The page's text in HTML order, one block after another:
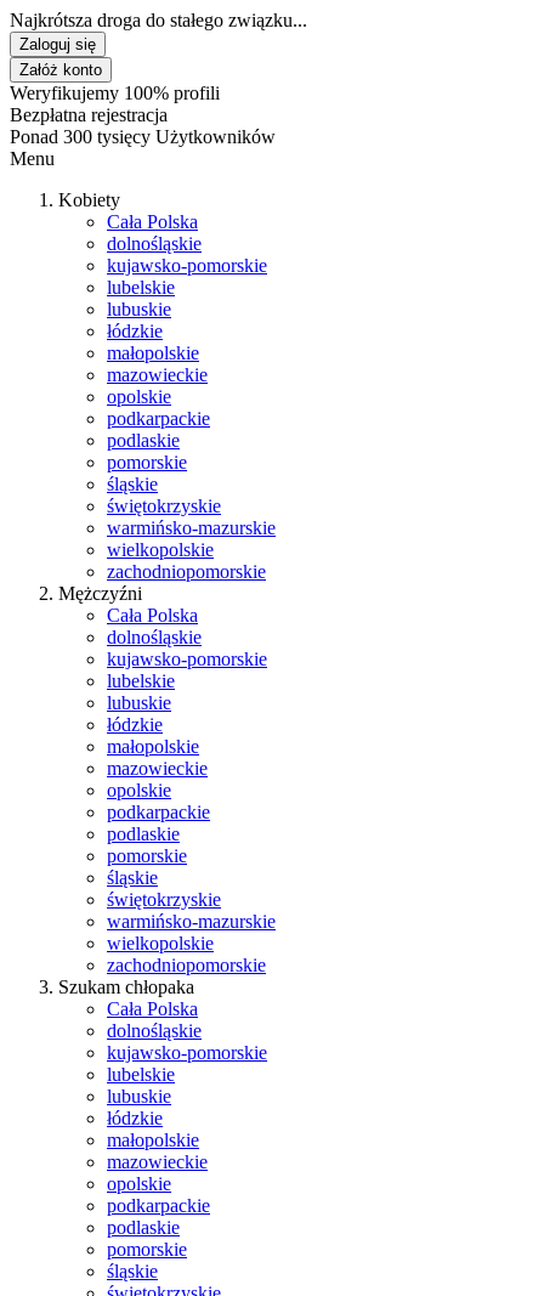
Najkrótsza droga do stałego związku...
Zaloguj się
Załóż konto
Weryfikujemy 100% profili
Bezpłatna rejestracja
Ponad 300 tysięcy Użytkowników
Menu
Kobiety
Cała Polska
dolnośląskie
kujawsko-pomorskie
lubelskie
lubuskie
łódzkie
małopolskie
mazowieckie
opolskie
podkarpackie
podlaskie
pomorskie
śląskie
świętokrzyskie
warmińsko-mazurskie
wielkopolskie
zachodniopomorskie
Mężczyźni
Cała Polska
dolnośląskie
kujawsko-pomorskie
lubelskie
lubuskie
łódzkie
małopolskie
mazowieckie
opolskie
podkarpackie
podlaskie
pomorskie
śląskie
świętokrzyskie
warmińsko-mazurskie
wielkopolskie
zachodniopomorskie
Szukam chłopaka
Cała Polska
dolnośląskie
kujawsko-pomorskie
lubelskie
lubuskie
łódzkie
małopolskie
mazowieckie
opolskie
podkarpackie
podlaskie
pomorskie
śląskie